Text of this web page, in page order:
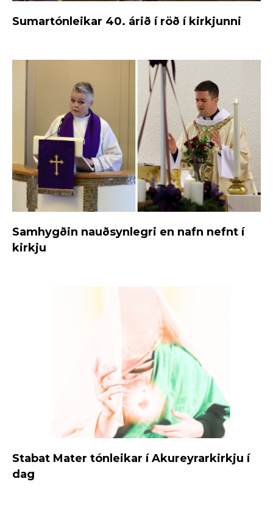
Sumartónleikar 40. árið í röð í kirkjunni
Samhygðin nauðsynlegri en nafn nefnt í
kirkju
Stabat Mater tónleikar í Akureyrarkirkju í
dag